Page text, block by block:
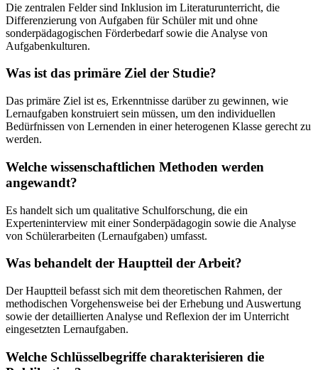
Die zentralen Felder sind Inklusion im Literaturunterricht, die
Differenzierung von Aufgaben für Schüler mit und ohne
sonderpädagogischen Förderbedarf sowie die Analyse von
Aufgabenkulturen.
Was ist das primäre Ziel der Studie?
Das primäre Ziel ist es, Erkenntnisse darüber zu gewinnen, wie
Lernaufgaben konstruiert sein müssen, um den individuellen
Bedürfnissen von Lernenden in einer heterogenen Klasse gerecht zu
werden.
Welche wissenschaftlichen Methoden werden
angewandt?
Es handelt sich um qualitative Schulforschung, die ein
Experteninterview mit einer Sonderpädagogin sowie die Analyse
von Schülerarbeiten (Lernaufgaben) umfasst.
Was behandelt der Hauptteil der Arbeit?
Der Hauptteil befasst sich mit dem theoretischen Rahmen, der
methodischen Vorgehensweise bei der Erhebung und Auswertung
sowie der detaillierten Analyse und Reflexion der im Unterricht
eingesetzten Lernaufgaben.
Welche Schlüsselbegriffe charakterisieren die